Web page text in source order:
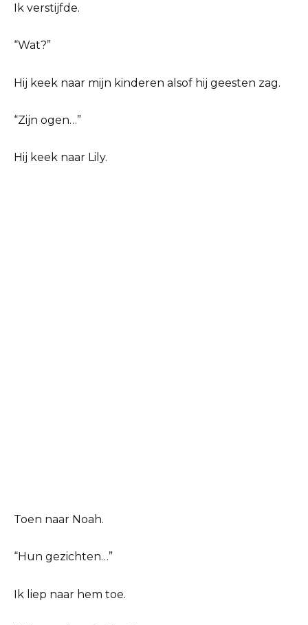
Ik verstijfde.
“Wat?”
Hij keek naar mijn kinderen alsof hij geesten zag.
“Zijn ogen…”
Hij keek naar Lily.
Toen naar Noah.
“Hun gezichten…”
Ik liep naar hem toe.